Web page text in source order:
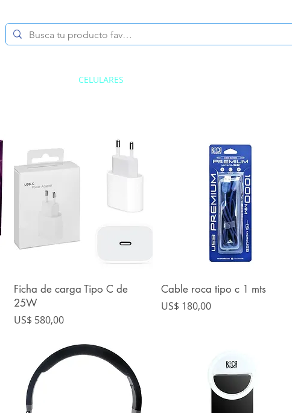
CELULARES
Vista rápida
Ficha de carga Tipo C de
25W
Precio
US$ 580,00
Vista rápida
Cable roca tipo c 1 mts
Precio
US$ 180,00